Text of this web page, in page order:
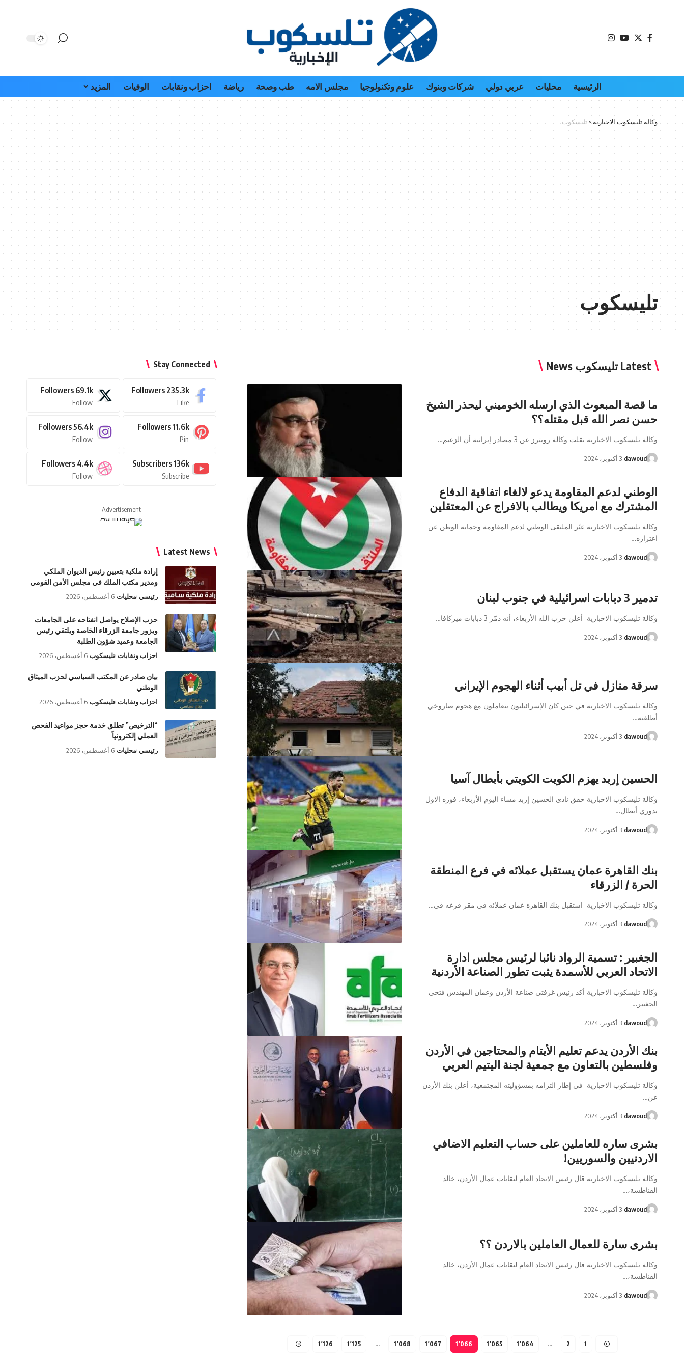
الرئيسية محليات عربي دولي شركات وبنوك علوم وتكنولوجيا مجلس الامه طب وصحة رياضة احزاب ونقابات الوفيات المزيد
وكالة تليسكوب الاخبارية> تليسكوب
تليسكوب
Latest تليسكوب News
ما قصة المبعوث الذي ارسله الخوميني ليحذر الشيخ
حسن نصر الله قبل مقتله؟؟
وكالة تليسكوب الاخبارية نقلت وكالة رويترز عن 3 مصادر إيرانية أن الزعيم…
dawoud 3 أكتوبر، 2024
الوطني لدعم المقاومة يدعو لالغاء اتفاقية الدفاع
المشترك مع امريكا ويطالب بالافراج عن المعتقلين
وكالة تليسكوب الاخبارية عبّر الملتقى الوطني لدعم المقاومة وحماية الوطن عن
اعتزازه…
dawoud 3 أكتوبر، 2024
تدمير 3 دبابات اسرائيلية في جنوب لبنان
وكالة تليسكوب الاخبارية أعلن حزب الله الأربعاء، أنه دمّر 3 دبابات ميركافا…
dawoud 3 أكتوبر، 2024
سرقة منازل في تل أبيب أثناء الهجوم الإيراني
وكالة تليسكوب الاخبارية في حين كان الإسرائيليون يتعاملون مع هجوم صاروخي
أطلقته…
dawoud 3 أكتوبر، 2024
الحسين إربد يهزم الكويت الكويتي بأبطال آسيا
وكالة تليسكوب الاخبارية حقق نادي الحسين إربد مساء اليوم الأربعاء، فوزه الاول
بدوري أبطال…
dawoud 3 أكتوبر، 2024
بنك القاهرة عمان يستقبل عملائه في فرع المنطقة
الحرة / الزرقاء
وكالة تليسكوب الاخبارية استقبل بنك القاهرة عمان عملائه في مقر فرعه في…
dawoud 3 أكتوبر، 2024
الجغبير : تسمية الرواد نائبا لرئيس مجلس ادارة
الاتحاد العربي للأسمدة يثبت تطور الصناعة الأردنية
وكالة تليسكوب الاخبارية أكد رئيس غرفتي صناعة الأردن وعمان المهندس فتحي
الجغبير…
dawoud 3 أكتوبر، 2024
بنك الأردن يدعم تعليم الأيتام والمحتاجين في الأردن
وفلسطين بالتعاون مع جمعية لجنة اليتيم العربي
وكالة تليسكوب الاخبارية في إطار التزامه بمسؤوليته المجتمعية، أعلن بنك الأردن
عن…
dawoud 3 أكتوبر، 2024
بشرى ساره للعاملين على حساب التعليم الاضافي
الاردنيين والسوريين!
وكالة تليسكوب الاخبارية قال رئيس الاتحاد العام لنقابات عمال الأردن، خالد
الفناطسة،…
dawoud 3 أكتوبر، 2024
بشرى سارة للعمال العاملين بالاردن ؟؟
وكالة تليسكوب الاخبارية قال رئيس الاتحاد العام لنقابات عمال الأردن، خالد
الفناطسة،…
dawoud 3 أكتوبر، 2024
1
2
… 1٬064 1٬065 1٬066 1٬067 1٬068 … 1٬125 1٬126
Stay Connected
235.3k
Followers
Like
69.1k
Followers
Follow
11.6k
Followers
Pin
56.4k
Followers
Follow
136k
Subscribers
Subscribe
4.4k
Followers
Follow
- Advertisement -
Latest News
إرادة ملكية بتعيين رئيس الديوان الملكي
ومدير مكتب الملك في مجلس الأمن القومي
رئيسي محليات 6 أغسطس، 2026
حزب الإصلاح يواصل انفتاحه على الجامعات
ويزور جامعة الزرقاء الخاصة ويلتقي رئيس
الجامعة وعميد شؤون الطلبة
احزاب ونقابات تليسكوب 6 أغسطس، 2026
بيان صادر عن المكتب السياسي لحزب الميثاق
الوطني
احزاب ونقابات تليسكوب 6 أغسطس، 2026
“الترخيص” تطلق خدمة حجز مواعيد الفحص
العملي إلكترونياً
رئيسي محليات 6 أغسطس، 2026